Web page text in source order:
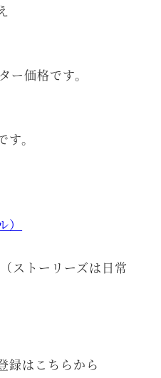
価格です。
。
ストーリーズは日常
録はこちらから